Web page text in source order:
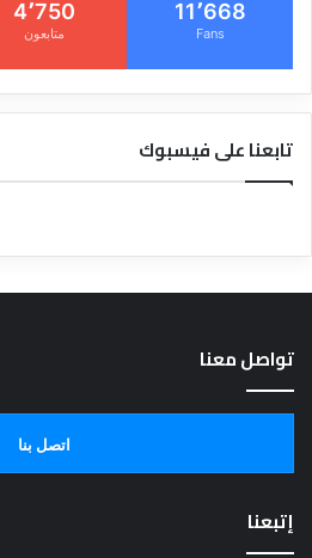
11٬668
Fans
4٬750
متابعون
تابعنا على فيسبوك
تواصل معنا
اتصل بنا
إتبعنا